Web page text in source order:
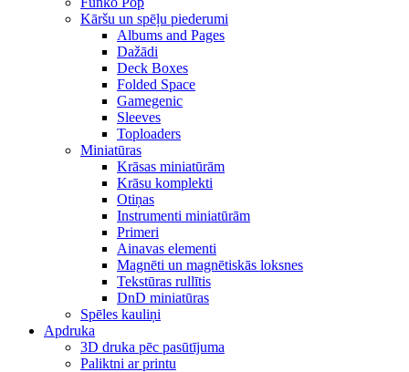
Kāršu un spēļu piederumi
Albums and Pages
Dažādi
Deck Boxes
Folded Space
Gamegenic
Sleeves
Toploaders
Miniatūras
Krāsas miniatūrām
Krāsu komplekti
Otiņas
Instrumenti miniatūrām
Primeri
Ainavas elementi
Magnēti un magnētiskās loksnes
Tekstūras rullītis
DnD miniatūras
Spēles kauliņi
Apdruka
3D druka pēc pasūtījuma
Paliktni ar printu